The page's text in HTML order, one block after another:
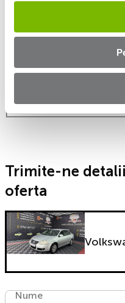
Aplică online
aprobare
formularul de mai jos și
Trimite-ne
oferta
Nume